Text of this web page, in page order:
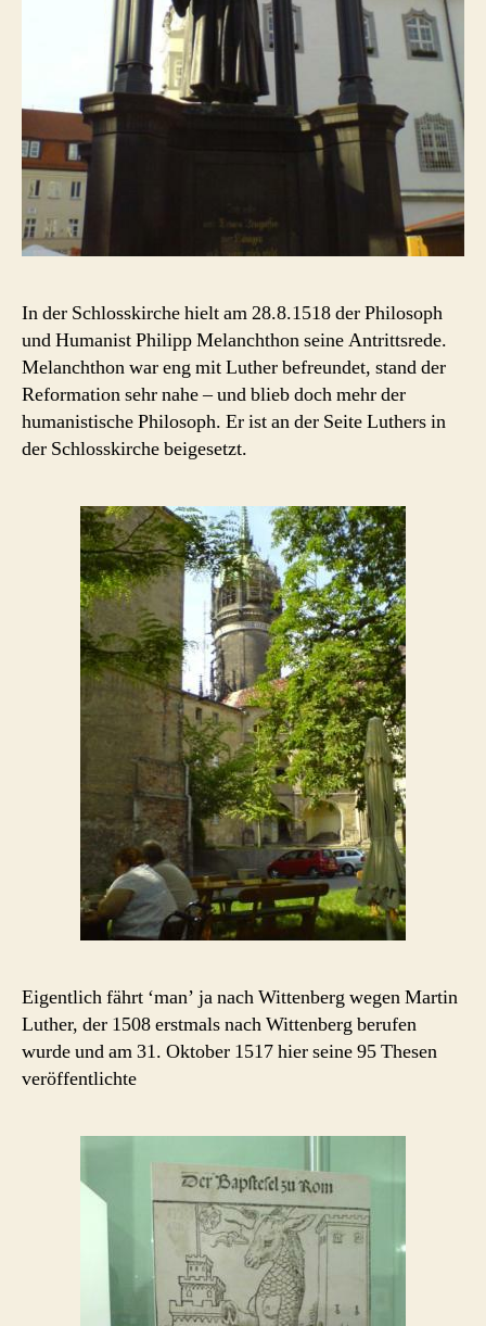
In der Schlosskirche hielt am 28.8.1518 der Philosoph
und Humanist Philipp Melanchthon seine Antrittsrede.
Melanchthon war eng mit Luther befreundet, stand der
Reformation sehr nahe – und blieb doch mehr der
humanistische Philosoph. Er ist an der Seite Luthers in
der Schlosskirche beigesetzt.
Eigentlich fährt ‘man’ ja nach Wittenberg wegen Martin
Luther, der 1508 erstmals nach Wittenberg berufen
wurde und am 31. Oktober 1517 hier seine 95 Thesen
veröffentlichte